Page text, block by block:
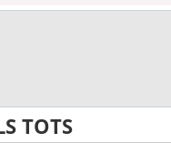
TOTS